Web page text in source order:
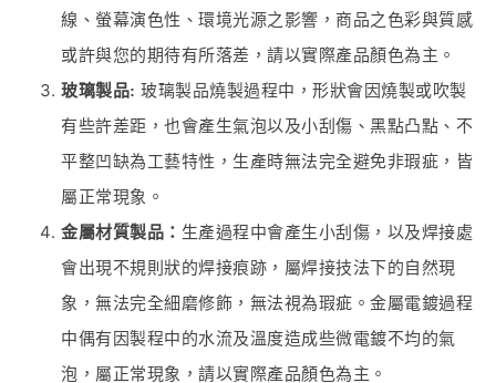
線、螢幕演色性、環境光源之影響，商品之色彩與質感
或許與您的期待有所落差，請以實際產品顏色為主。
玻璃製品: 玻璃製品燒製過程中，形狀會因燒製或吹製
有些許差距，也會產生氣泡以及小刮傷、黑點凸點、不
平整凹缺為工藝特性，生產時無法完全避免非瑕疵，皆
屬正常現象。
金屬材質製品： 生產過程中會產生小刮傷，以及焊接處
會出現不規則狀的焊接痕跡，屬焊接技法下的自然現
象，無法完全細磨修飾，無法視為瑕疵。金屬電鍍過程
中偶有因製程中的水流及溫度造成些微電鍍不均的氣
泡，屬正常現象，請以實際產品顏色為主。